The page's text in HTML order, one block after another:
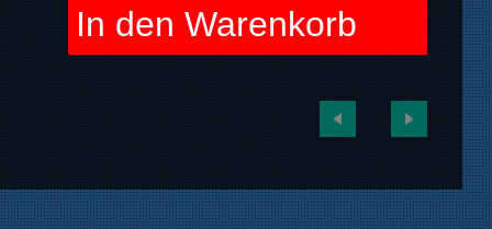
In den Warenkorb